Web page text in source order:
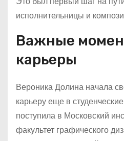
исполнительницы и
Важные
карьеры
Вероника Долина начала
карьеру еще в
поступила в Московский
факультет графического